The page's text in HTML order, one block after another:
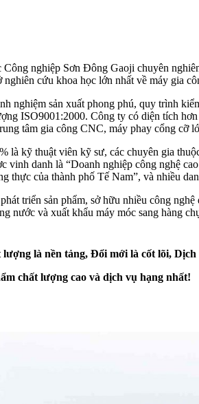
nghiệp Sơn Đông Gaoji chuyên
cứu khoa học lớn nhất về máy gia
nghiệm sản xuất phong phú, quy trình
ISO9001:2000. Công ty có diện tích
tâm gia công CNC, máy phay cổng
là kỹ thuật viên kỹ sư, các chuyên gia
danh là “Doanh nghiệp công nghệ
thực của thành phố Tế Nam”, và nhiều
triển sản phẩm, sở hữu nhiều công
nước và xuất khẩu máy móc sang hàng
là nền tảng, Đổi mới là cốt lõi, Dịch
chất lượng cao và dịch vụ hạng nhất!